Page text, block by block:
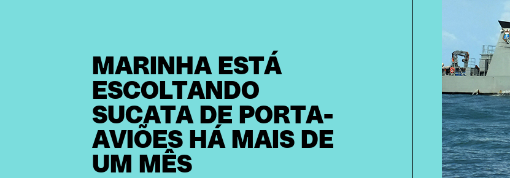
MARINHA ESTÁ
ESCOLTANDO
SUCATA DE PORTA-
AVIÕES HÁ MAIS DE
UM MÊS